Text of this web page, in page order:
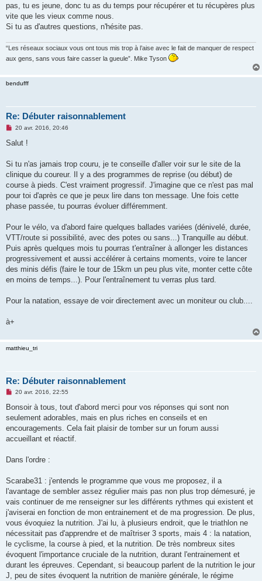
pas, tu es jeune, donc tu as du temps pour récupérer et tu récupères plus
vite que les vieux comme nous.
Si tu as d'autres questions, n'hésite pas.
“Les réseaux sociaux vous ont tous mis trop à l’aise avec le fait de manquer de respect
aux gens, sans vous faire casser la gueule”. Mike Tyson
bendufff
Re: Débuter raisonnablement
M
s
g
n
o
l
u
20 avr. 2016, 20:46
Salut !
Si tu n'as jamais trop couru, je te conseille d'aller voir sur le site de la
clinique du coureur. Il y a des programmes de reprise (ou début) de
course à pieds. C'est vraiment progressif. J'imagine que ce n'est pas mal
pour toi d'après ce que je peux lire dans ton message. Une fois cette
phase passée, tu pourras évoluer différemment.
Pour le vélo, va d'abord faire quelques ballades variées (dénivelé, durée,
VTT/route si possibilité, avec des potes ou sans...) Tranquille au début.
Puis après quelques mois tu pourras t'entraîner à allonger les distances
progressivement et aussi accélérer à certains moments, voire te lancer
des minis défis (faire le tour de 15km un peu plus vite, monter cette côte
en moins de temps...). Pour l'entraînement tu verras plus tard.
Pour la natation, essaye de voir directement avec un moniteur ou club....
à+
matthieu_tri
Re: Débuter raisonnablement
M
s
a
g
n
l
20 avr. 2016, 22:55
Bonsoir à tous, tout d'abord merci pour vos réponses qui sont non
seulement adorables, mais en plus riches en conseils et en
encouragements. Cela fait plaisir de tomber sur un forum aussi
accueillant et réactif.
Dans l'ordre :
Scarabe31 : j'entends le programme que vous me proposez, il a
l'avantage de sembler assez régulier mais pas non plus trop démesuré, je
vais continuer de me renseigner sur les différents rythmes qui existent et
j'aviserai en fonction de mon entrainement et de ma progression. De plus,
vous évoquiez la nutrition. J'ai lu, à plusieurs endroit, que le triathlon ne
nécessitait pas d'apprendre et de maîtriser 3 sports, mais 4 : la natation,
le cyclisme, la course à pied, et la nutrition. De très nombreux sites
évoquent l'importance cruciale de la nutrition, durant l'entrainement et
durant les épreuves. Cependant, si beaucoup parlent de la nutrition le jour
J, peu de sites évoquent la nutrition de manière générale, le régime